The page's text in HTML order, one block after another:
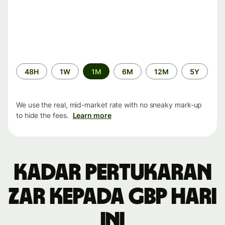
Time
period
48H 1W 1M 6M 12M 5Y
We use the real, mid-market rate with no sneaky mark-up
to hide the fees. Learn more
Kadar pertukaran
ZAR kepada GBP hari